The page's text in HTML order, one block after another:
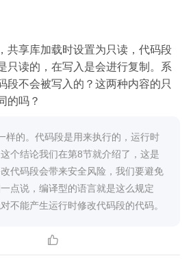
共享库加载时设置为只读，代码段
只读的，在写入是会进行复制。系
段不会被写入的？这两种内容的只
的吗？
样的。代码段是用来执行的，运行时
个结论我们在第8节就介绍了，这是
代码段会带来安全风险，我们要避免
点说，编译型的语言就是这么规定
不能产生运行时修改代码段的代码。
